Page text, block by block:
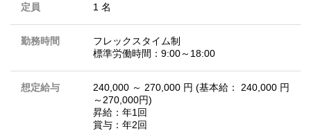
定員 1 名
勤務時間
フレックスタイム制
標準労働時間：9:00～18:00
想定給与
240,000 ～ 270,000 円 (基本給： 240,000 円
～270,000円)
昇給：年1回
賞与：年2回